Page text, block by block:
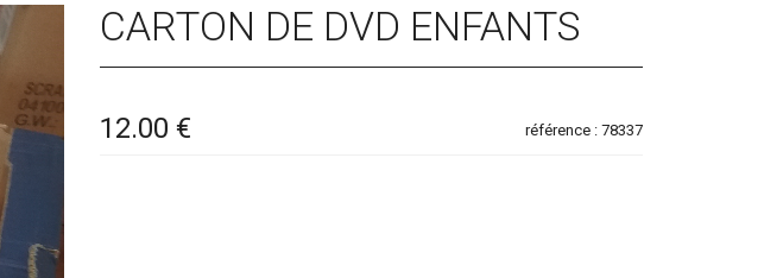
CARTON DE DVD ENFANTS
référence : 78337
12.00 €